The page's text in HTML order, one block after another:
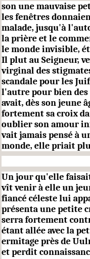
son une mauvaise
les fenêtres
malade, jusqu'à
la prière et le
le monde invisible,
Il plut au Seigneur,
virginal des
scandale pour les
l'autre pour bien des
avait, dès son jeune
fortement sa croix
oublier son amour
vait jamais pensé à
monde, elle priait
Un jour qu'elle
vît venir à elle un
fiancé céleste lui
présenta une petite
serra fortement
étant allée avec la
ermitage près de
et perdit